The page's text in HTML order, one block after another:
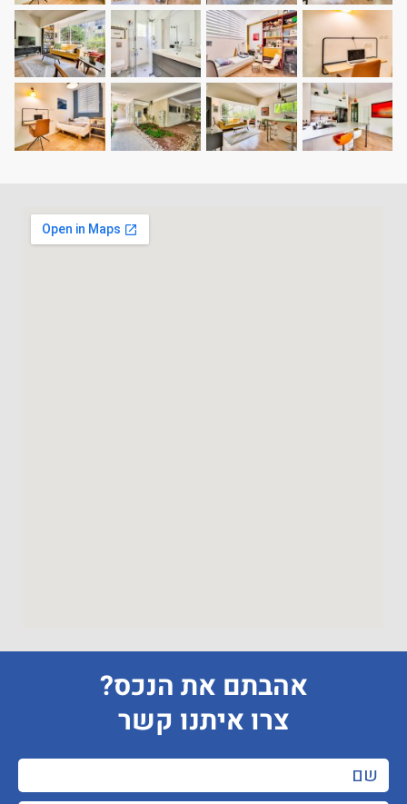
אהבתם את הנכס?
צרו איתנו קשר